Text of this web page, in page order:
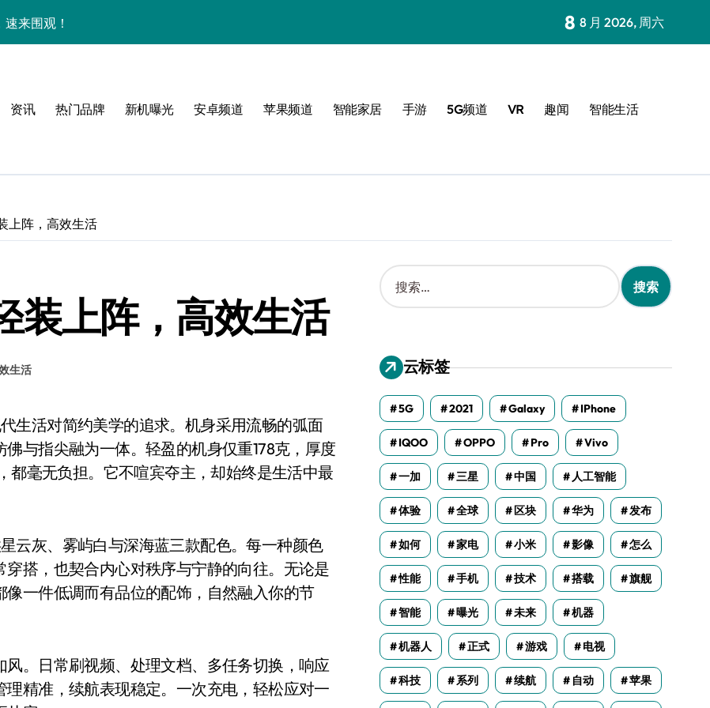
来围观！
不容错过！
来围观！
能科技魅力！
抢！
新巅峰！
8 8 月 2026, 周六
资讯 热门品牌 新机曝光 安卓频道 苹果频道 智能家居 手游 5G频道 VR 趣闻 智能生活
上阵，高效生活
装上阵，高效生活
生活
与指尖融为一体。轻盈的机身仅重178克，厚度
都毫无负担。它不喧宾夺主，却始终是生活中最
灰、雾屿白与深海蓝三款配色。每一种颜色
搭，也契合内心对秩序与宁静的向往。无论是
一件低调而有品位的配饰，自然融入你的节
。日常刷视频、处理文档、多任务切换，响应
精准，续航表现稳定。一次充电，轻松应对一
搜
索
：
云标签
5G 2021 Galaxy IPhone
IQOO OPPO Pro Vivo
一加 三星 中国 人工智能
体验 全球 区块 华为 发布
如何 家电 小米 影像 怎么
性能 手机 技术 搭载 旗舰
智能 曝光 未来 机器
机器人 正式 游戏 电视
科技 系列 续航 自动 苹果